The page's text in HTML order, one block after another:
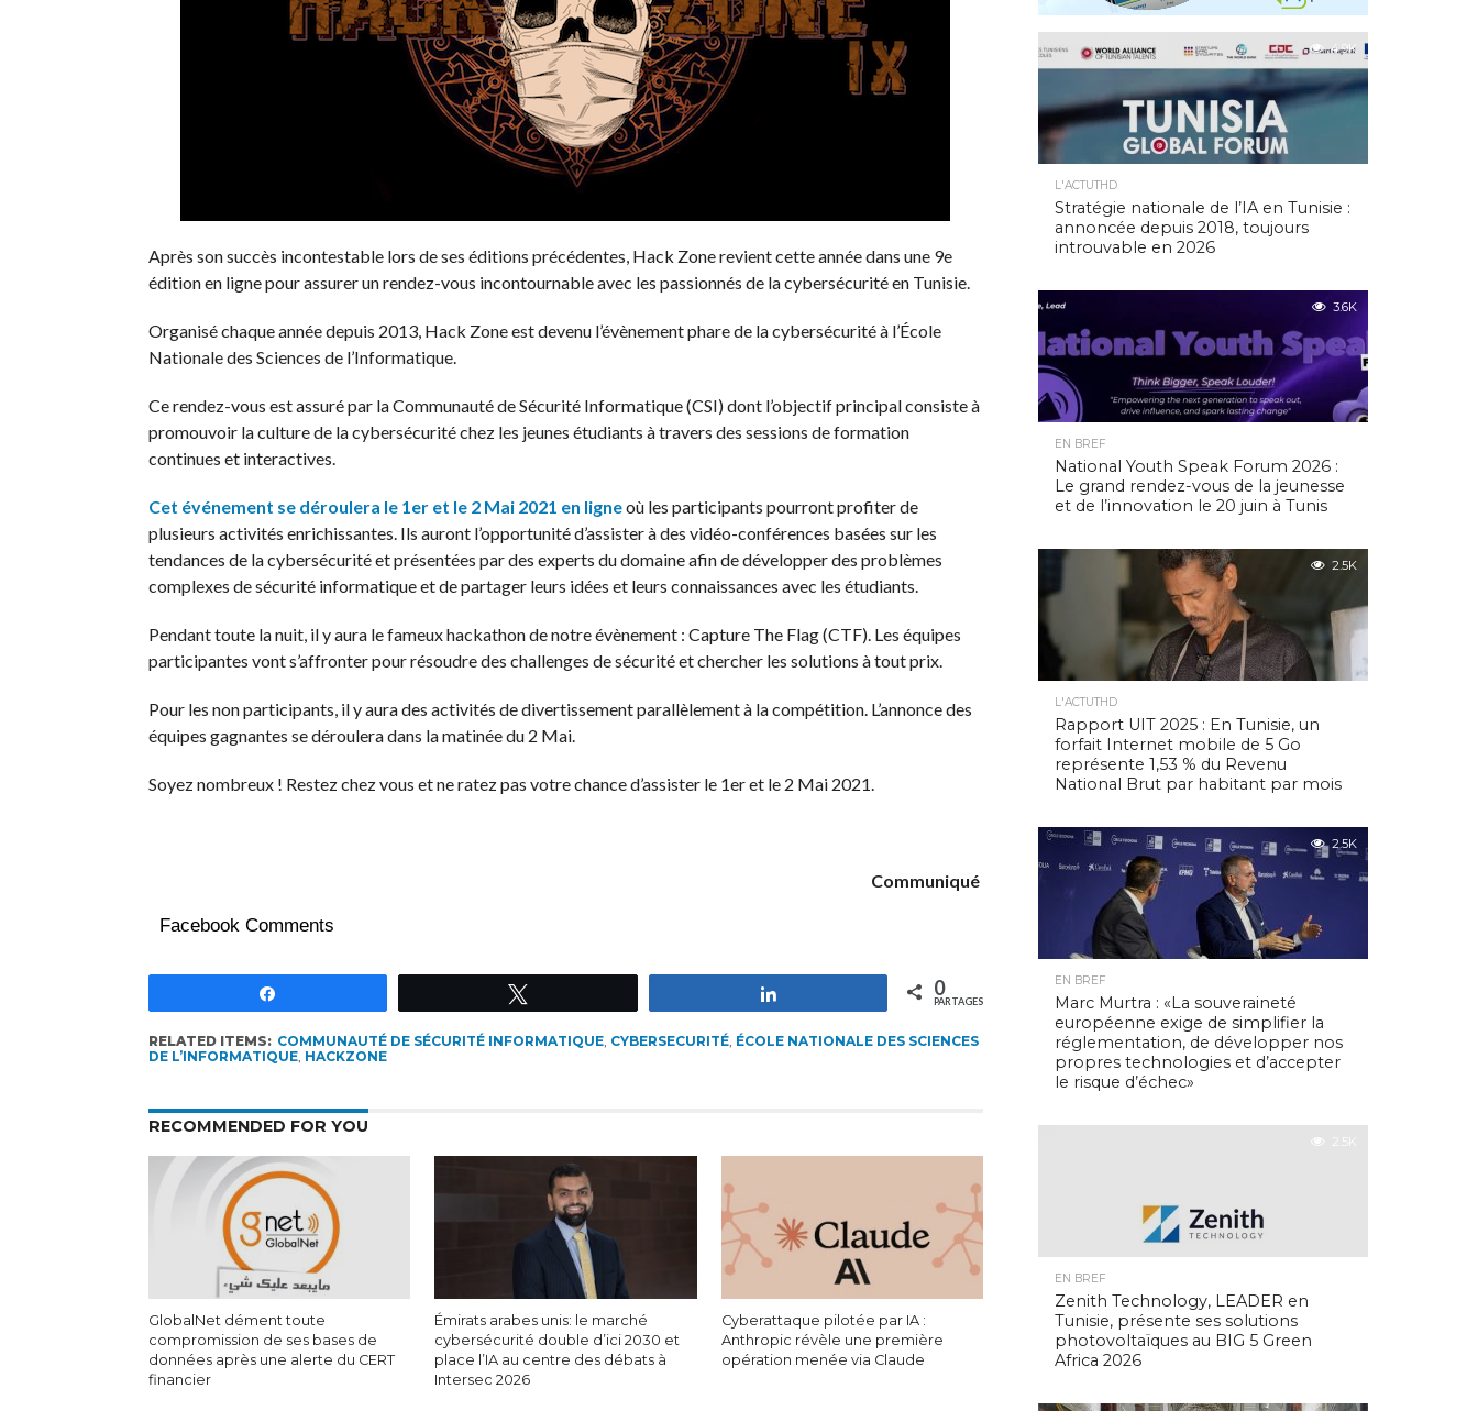
Après son succès incontestable lors de ses éditions précédentes, Hack Zone revient cette année dans une 9e
édition en ligne pour assurer un rendez-vous incontournable avec les passionnés de la cybersécurité en Tunisie.
Organisé chaque année depuis 2013, Hack Zone est devenu l’évènement phare de la cybersécurité à l’École
Nationale des Sciences de l’Informatique.
Ce rendez-vous est assuré par la Communauté de Sécurité Informatique (CSI) dont l’objectif principal consiste à
promouvoir la culture de la cybersécurité chez les jeunes étudiants à travers des sessions de formation
continues et interactives.
Cet événement se déroulera le 1er et le 2 Mai 2021 en ligneoù les participants pourront profiter de
plusieurs activités enrichissantes. Ils auront l’opportunité d’assister à des vidéo-conférences basées sur les
tendances de la cybersécurité et présentées par des experts du domaine afin de développer des problèmes
complexes de sécurité informatique et de partager leurs idées et leurs connaissances avec les étudiants.
Pendant toute la nuit, il y aura le fameux hackathon de notre évènement : Capture The Flag (CTF). Les équipes
participantes vont s’affronter pour résoudre des challenges de sécurité et chercher les solutions à tout prix.
Pour les non participants, il y aura des activités de divertissement parallèlement à la compétition. L’annonce des
équipes gagnantes se déroulera dans la matinée du 2 Mai.
Soyez nombreux ! Restez chez vous et ne ratez pas votre chance d’assister le 1er et le 2 Mai 2021.
Communiqué
Facebook Comments
0
PARTAGES
RELATED ITEMS: COMMUNAUTÉ DE SÉCURITÉ INFORMATIQUE, CYBERSECURITÉ, ÉCOLE NATIONALE DES SCIENCES
DE L’INFORMATIQUE, HACKZONE
RECOMMENDED FOR YOU
GlobalNet dément toute
compromission de ses bases de
données après une alerte du CERT
financier
Émirats arabes unis: le marché
cybersécurité double d’ici 2030 et
place l’IA au centre des débats à
Intersec 2026
Cyberattaque pilotée par IA :
Anthropic révèle une première
opération menée via Claude
4.9K
L'ACTUTHD
Stratégie nationale de l’IA en Tunisie :
annoncée depuis 2018, toujours
introuvable en 2026
3.6K
EN BREF
National Youth Speak Forum 2026 :
Le grand rendez-vous de la jeunesse
et de l’innovation le 20 juin à Tunis
2.5K
L'ACTUTHD
Rapport UIT 2025 : En Tunisie, un
forfait Internet mobile de 5 Go
représente 1,53 % du Revenu
National Brut par habitant par mois
2.5K
EN BREF
Marc Murtra : «La souveraineté
européenne exige de simplifier la
réglementation, de développer nos
propres technologies et d’accepter
le risque d’échec»
2.5K
EN BREF
Zenith Technology, LEADER en
Tunisie, présente ses solutions
photovoltaïques au BIG 5 Green
Africa 2026